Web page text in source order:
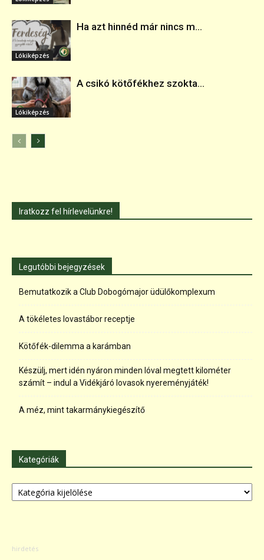
Lókiképzés
Ha azt hinnéd már nincs m...
Lókiképzés
A csikó kötőfékhez szokta...
Iratkozz fel hírlevelünkre!
Legutóbbi bejegyzések
Bemutatkozik a Club Dobogómajor üdülőkomplexum
A tökéletes lovastábor receptje
Kötőfék-dilemma a karámban
Készülj, mert idén nyáron minden lóval megtett kilométer
számít – indul a Vidékjáró lovasok nyereményjáték!
A méz, mint takarmánykiegészítő
Kategóriák
Kategóriák